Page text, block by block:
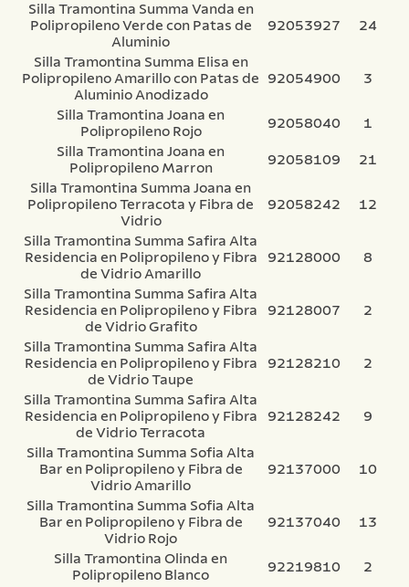
Silla Tramontina Summa Vanda en
Polipropileno Verde con Patas de
Aluminio
92053927 24
Silla Tramontina Summa Elisa en
Polipropileno Amarillo con Patas de
Aluminio Anodizado
92054900 3
Silla Tramontina Joana en
Polipropileno Rojo
92058040
1
Silla Tramontina Joana en
Polipropileno Marron
92058109
21
Silla Tramontina Summa Joana en
Polipropileno Terracota y Fibra de
Vidrio
92058242 12
Silla Tramontina Summa Safira Alta
Residencia en Polipropileno y Fibra
de Vidrio Amarillo
92128000 8
Silla Tramontina Summa Safira Alta
Residencia en Polipropileno y Fibra
de Vidrio Grafito
92128007 2
Silla Tramontina Summa Safira Alta
Residencia en Polipropileno y Fibra
de Vidrio Taupe
92128210 2
Silla Tramontina Summa Safira Alta
Residencia en Polipropileno y Fibra
de Vidrio Terracota
92128242 9
Silla Tramontina Summa Sofia Alta
Bar en Polipropileno y Fibra de
Vidrio Amarillo
92137000 10
Silla Tramontina Summa Sofia Alta
Bar en Polipropileno y Fibra de
Vidrio Rojo
92137040 13
Silla Tramontina Olinda en
Polipropileno Blanco
92219810 2